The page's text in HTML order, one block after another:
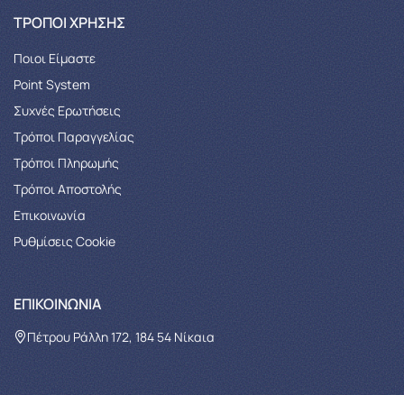
ΤΡΌΠΟΙ ΧΡΉΣΗΣ
Ποιοι Είμαστε
Point System
Συχνές Ερωτήσεις
Τρόποι Παραγγελίας
Tρόποι Πληρωμής
Τρόποι Αποστολής
Επικοινωνία
Ρυθμίσεις Cookie
ΕΠΙΚΟΙΝΩΝΊΑ
Πέτρου Ράλλη 172, 184 54 Νίκαια